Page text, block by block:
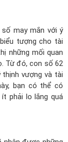
may mắn với ý
tượng cho tài
những mối quan
Từ đó, con số 62
thịnh vượng và tài
bạn có thể có
phải lo lắng quá